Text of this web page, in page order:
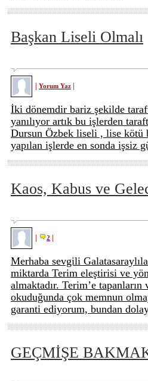
Başkan Liseli Olmalı
Yorum Yaz
İki dönemdir bariz şekilde
yanılıyor artık bu işlerden
Dursun Özbek liseli , lise kötü
yapılan işlerde en sonda işsiz
Kaos, Kabus ve
2
Merhaba sevgili
miktarda Terim eleştirisi ve
almaktadır. Terim’e
okuduğunda çok memnun
garanti ediyorum, bundan
GEÇMİŞE